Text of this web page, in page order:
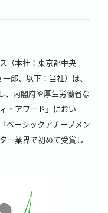
（本社：東京都中央
郎、以下：当社）は、
、内閣府や厚生労働省な
・アワード」におい
ベーシックアチーブメン
ー業界で初めて受賞し